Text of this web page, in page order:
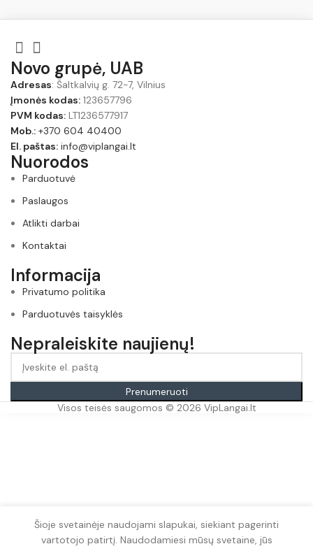
Novo grupė, UAB
Adresas: Šaltkalvių g. 72-7, Vilnius
Įmonės kodas: 123657796
PVM kodas: LT1236577917
Mob.: +370 604 40400
El. paštas: info@viplangai.lt
Nuorodos
Parduotuvė
Paslaugos
Atlikti darbai
Kontaktai
Informacija
Privatumo politika
Parduotuvės taisyklės
Nepraleiskite naujienų!
Prenumeruoti
Visos teisės saugomos © 2026 VipLangai.lt
Šioje svetainėje naudojami slapukai, siekiant pagerinti
vartotojo patirtį. Naudodamiesi mūsų svetaine, jūs